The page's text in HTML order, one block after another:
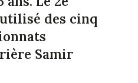
des cinq
Samir